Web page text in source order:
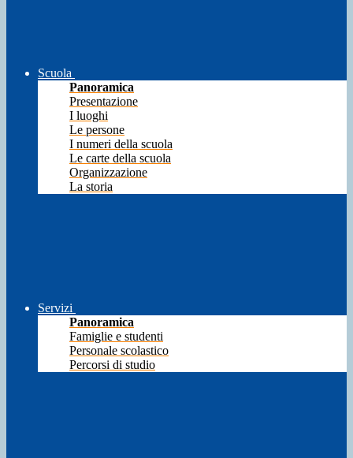
Scuola
Panoramica
Presentazione
I luoghi
Le persone
I numeri della scuola
Le carte della scuola
Organizzazione
La storia
Servizi
Panoramica
Famiglie e studenti
Personale scolastico
Percorsi di studio